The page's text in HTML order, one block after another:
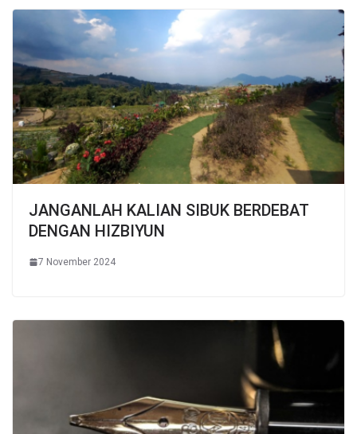
JANGANLAH KALIAN SIBUK BERDEBAT
DENGAN HIZBIYUN
7 November 2024